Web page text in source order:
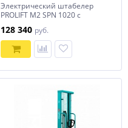
Электрический штабелер
PROLIFT M2 SPN 1020 с
128 340 руб.